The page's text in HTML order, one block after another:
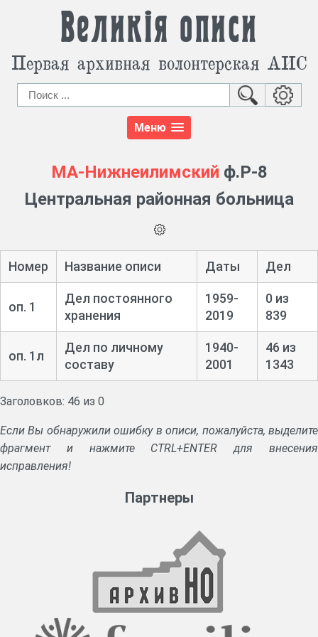
Великія описи
Первая архивная волонтерская АИС
Меню
МА-Нижнеилимский ф.Р-8
Центральная районная больница
Номер Название описи Даты Дел
оп. 1
Дел постоянного
хранения
1959-
2019
0 из
839
оп. 1л
Дел по личному
составу
1940-
2001
46 из
1343
Заголовков: 46 из 0
Если Вы обнаружили ошибку в описи, пожалуйста, выделите
фрагмент и нажмите CTRL+ENTER для внесения
исправления!
Партнеры